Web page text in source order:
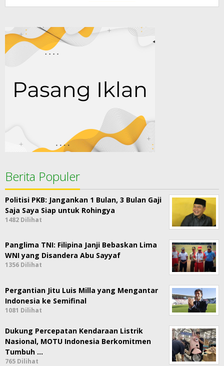
Berita Populer
Politisi PKB: Jangankan 1 Bulan, 3 Bulan Gaji
Saja Saya Siap untuk Rohingya
1482 Dilihat
Panglima TNI: Filipina Janji Bebaskan Lima
WNI yang Disandera Abu Sayyaf
1356 Dilihat
Pergantian Jitu Luis Milla yang Mengantar
Indonesia ke Semifinal
1081 Dilihat
Dukung Percepatan Kendaraan Listrik
Nasional, MOTU Indonesia Berkomitmen
Tumbuh …
765 Dilihat